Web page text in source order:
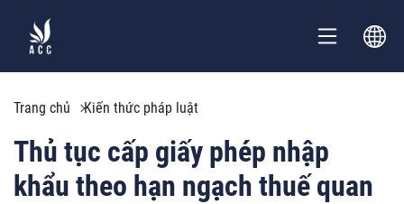
Trang chủ Kiến thức pháp luật
Thủ tục cấp giấy phép nhập
khẩu theo hạn ngạch thuế quan